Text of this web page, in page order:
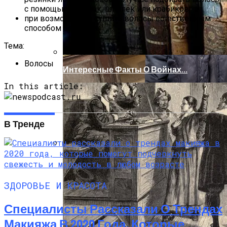
Женская Зимняя Обувь: 5 Стильных
Моделей, За Которыми
Выстраиваются В Очереди
Интересные Факты О Войнах…
с помощью заколок, шпилек или крабиков;
при возможности сушить волосы естественным
способом без фена.
Тема:
Волосы
In this article:
В Тренде
ЗДОРОВЬЕ И КРАСОТА
Специалисты Рассказали О Трендах
Макияжа В 2020 Года, Которые